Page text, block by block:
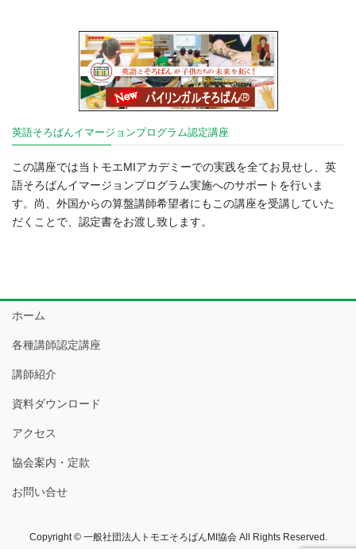
英語そろばんイマージョンプログラム認定講座
この講座では当トモエMIアカデミーでの実践を全てお見せし、英
語そろばんイマージョンプログラム実施へのサポートを行いま
す。尚、外国からの算盤講師希望者にもこの講座を受講していた
だくことで、認定書をお渡し致します。
ホーム
各種講師認定講座
講師紹介
資料ダウンロード
アクセス
協会案内・定款
お問い合せ
Copyright © 一般社団法人トモエそろばんMI協会 All Rights Reserved.